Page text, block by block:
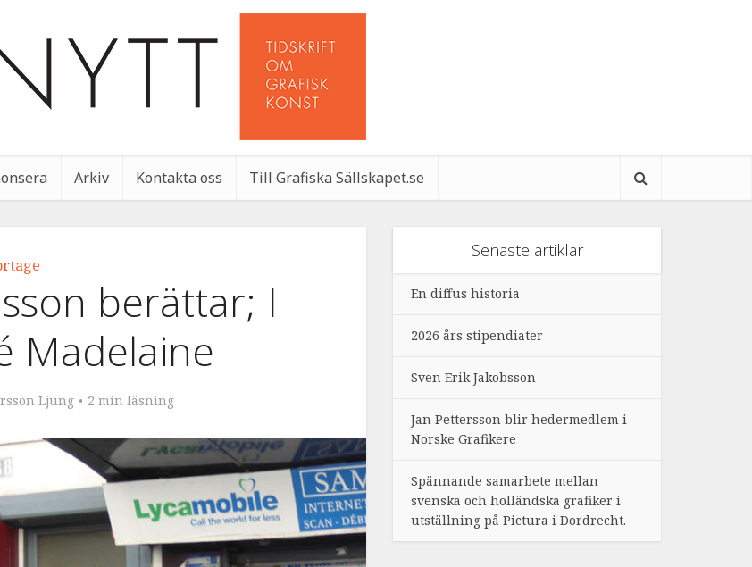
Arkiv Kontakta oss Till Grafiska Sällskapet.se
berättar; I
Madelaine
Ljung 2 min läsning
Senaste artiklar
En diffus historia
2026 års stipendiater
Sven Erik Jakobsson
Jan Pettersson blir hedermedlem i
Norske Grafikere
Spännande samarbete mellan
svenska och holländska grafiker i
utställning på Pictura i Dordrecht.